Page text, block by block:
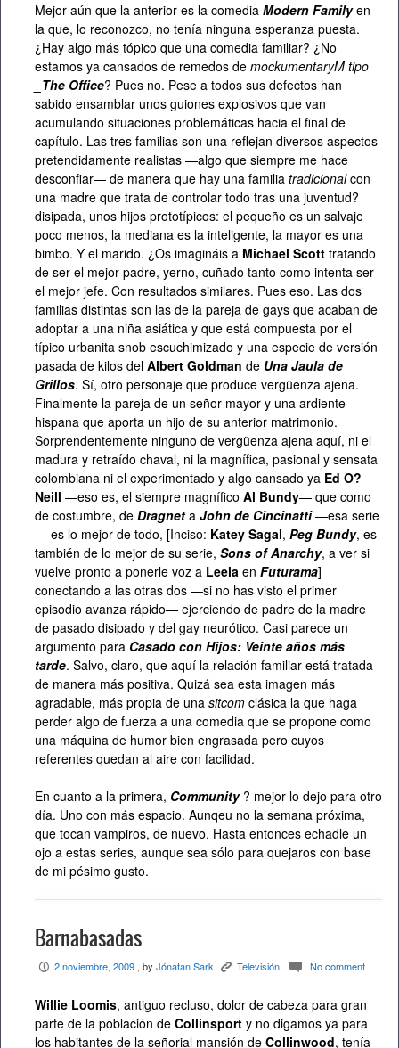
Mejor aún que la anterior es la comedia Modern Familyen
la que, lo reconozco, no tenía ninguna esperanza puesta.
¿Hay algo más tópico que una comedia familiar? ¿No
estamos ya cansados de remedos de mockumentaryM tipo
_The Office? Pues no. Pese a todos sus defectos han
sabido ensamblar unos guiones explosivos que van
acumulando situaciones problemáticas hacia el final de
capítulo. Las tres familias son una reflejan diversos aspectos
pretendidamente realistas —algo que siempre me hace
desconfiar— de manera que hay una familia tradicionalcon
una madre que trata de controlar todo tras una juventud?
disipada, unos hijos prototípicos: el pequeño es un salvaje
poco menos, la mediana es la inteligente, la mayor es una
bimbo. Y el marido. ¿Os imagináis a Michael Scott tratando
de ser el mejor padre, yerno, cuñado tanto como intenta ser
el mejor jefe. Con resultados similares. Pues eso. Las dos
familias distintas son las de la pareja de gays que acaban de
adoptar a una niña asiática y que está compuesta por el
típico urbanita snob escuchimizado y una especie de versión
pasada de kilos del Albert Goldman de Una Jaula de
Grillos. Sí, otro personaje que produce vergüenza ajena.
Finalmente la pareja de un señor mayor y una ardiente
hispana que aporta un hijo de su anterior matrimonio.
Sorprendentemente ninguno de vergüenza ajena aquí, ni el
madura y retraído chaval, ni la magnífica, pasional y sensata
colombiana ni el experimentado y algo cansado ya Ed O?
Neill —eso es, el siempre magnífico Al Bundy— que como
de costumbre, de Dragnet a John de Cincinatti—esa serie
— es lo mejor de todo, [Inciso: Katey Sagal, Peg Bundy, es
también de lo mejor de su serie, Sons of Anarchy, a ver si
vuelve pronto a ponerle voz a Leela en Futurama]
conectando a las otras dos —si no has visto el primer
episodio avanza rápido— ejerciendo de padre de la madre
de pasado disipado y del gay neurótico. Casi parece un
argumento para Casado con Hijos: Veinte años más
tarde. Salvo, claro, que aquí la relación familiar está tratada
de manera más positiva. Quizá sea esta imagen más
agradable, más propia de una sitcom clásica la que haga
perder algo de fuerza a una comedia que se propone como
una máquina de humor bien engrasada pero cuyos
referentes quedan al aire con facilidad.
En cuanto a la primera, Community? mejor lo dejo para otro
día. Uno con más espacio. Aunqeu no la semana próxima,
que tocan vampiros, de nuevo. Hasta entonces echadle un
ojo a estas series, aunque sea sólo para quejaros con base
de mi pésimo gusto.
Barnabasadas
P 2 noviembre, 2009 , by Jónatan Sark K Televisión c No comment
Willie Loomis, antiguo recluso, dolor de cabeza para gran
parte de la población de Collinsport y no digamos ya para
los habitantes de la señorial mansión de Collinwood, tenía